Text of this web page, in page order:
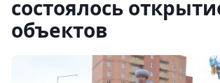
состоялось
объектов